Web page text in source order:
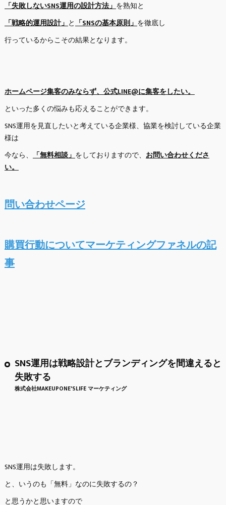
「失敗しないSNS運用の設計方法」を熟知と
「戦略的運用設計」と「SNSの基本原則」を徹底し
行っているからこその結果となります。
ホームページ集客のみならず、公式LINE@に集客をしたい。
といった多くの悩みも応えることができます。
SNS運用を見直したいと考えている企業様、協業を検討している企業
様は
今なら、 「無料相談」をしておりますので、 お問い合わせくださ
い。
問い合わせページ
購買行動についてマーケティングファネルの記
事
SNS運用は戦略設計とブランディングを間違えると
失敗する
株式会社MAKEUPONE'SLIFE マーケティング
SNS運用は失敗します。
と、いうのも「無料」なのに失敗するの？
と思うかと思いますので